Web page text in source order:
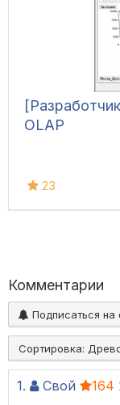
OLAP
23
Комментарии
Подписаться на
Сортировка:
1. Свой 164